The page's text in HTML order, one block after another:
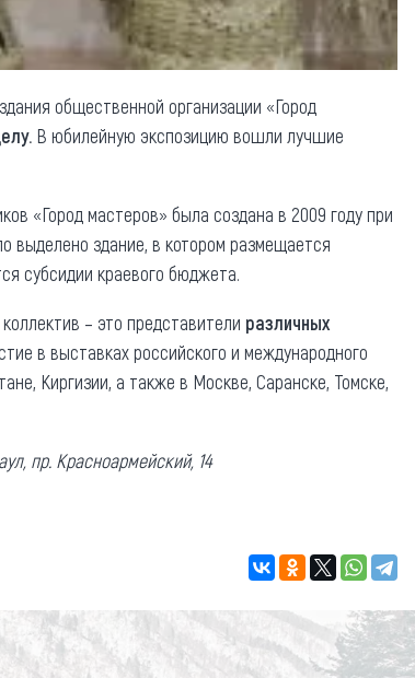
общественной организации «Город
В юбилейную экспозицию вошли лучшие
«Город мастеров» была создана в 2009 году при
выделено здание, в котором размещается
субсидии краевого бюджета.
– это представители различных
в выставках российского и международного
Киргизии, а также в Москве, Саранске, Томске,
пр. Красноармейский, 14